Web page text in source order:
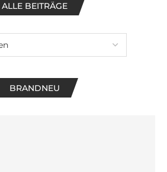
ALLE BEITRÄGE
BRANDNEU